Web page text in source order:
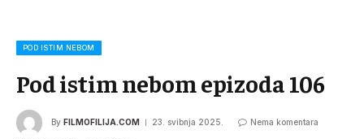
POD ISTIM NEBOM
Pod istim nebom epizoda 106
By FILMOFILIJA.COM 23. svibnja 2025. Nema komentara